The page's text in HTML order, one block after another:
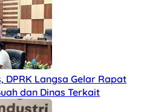
DPRK Langsa Gelar Rapat
dan Dinas Terkait